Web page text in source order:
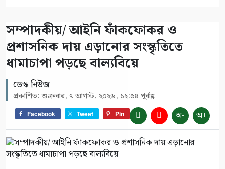
সম্পাদকীয়/ আইনি ফাঁকফোকর ও
প্রশাসনিক দায় এড়ানোর সংস্কৃতিতে
ধামাচাপা পড়ছে বাল্যবিয়ে
ডেস্ক নিউজ
প্রকাশিত: শুক্রবার, ৭ আগস্ট, ২০২৬, ১২:৫৪ পূর্বাহ্ণ
Facebook Tweet Pin অ- অ+